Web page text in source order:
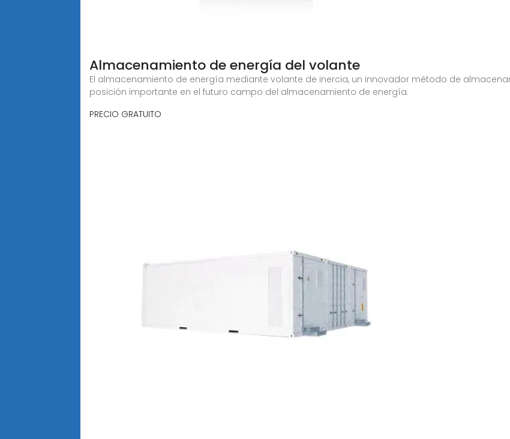
Almacenamiento de energía del volante
El almacenamiento de energía mediante volante de inercia, un innovador método de
posición importante en el futuro campo del almacenamiento de energía.
PRECIO GRATUITO